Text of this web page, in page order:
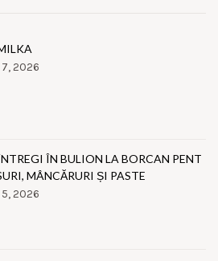
2026
ÎN BULION LA BORCAN PENT
MÂNCĂRURI ȘI PASTE
2026